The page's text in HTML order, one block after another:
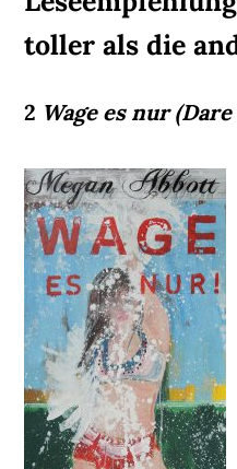
toller als die
2 Wage es nur (Dare